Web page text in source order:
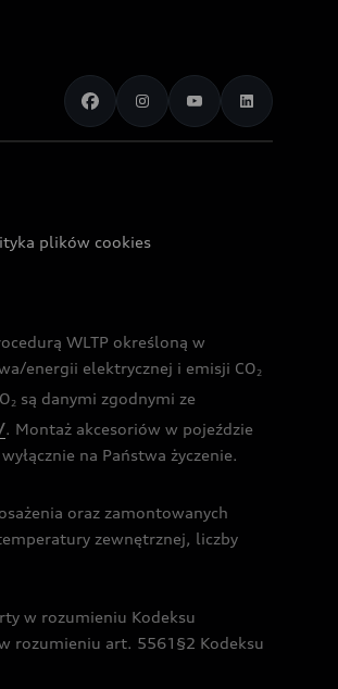
plików cookies
WLTP określoną w
energii elektrycznej i emisji CO2
2 są danymi zgodnymi ze
. Montaż akcesoriów w pojeździe
na Państwa życzenie.
oraz zamontowanych
zewnętrznej, liczby
w rozumieniu Kodeksu
rozumieniu art. 5561§2 Kodeksu